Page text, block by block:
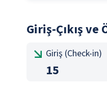
Giriş-Çıkış
Giriş (Check-in)
15